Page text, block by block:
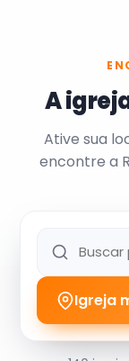
A
Ative sua
encontre a
Igreja